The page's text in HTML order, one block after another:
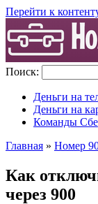
Перейти к
Поиск:
Деньги на
Деньги на
Команды
Главная » Номер
Как
через 900